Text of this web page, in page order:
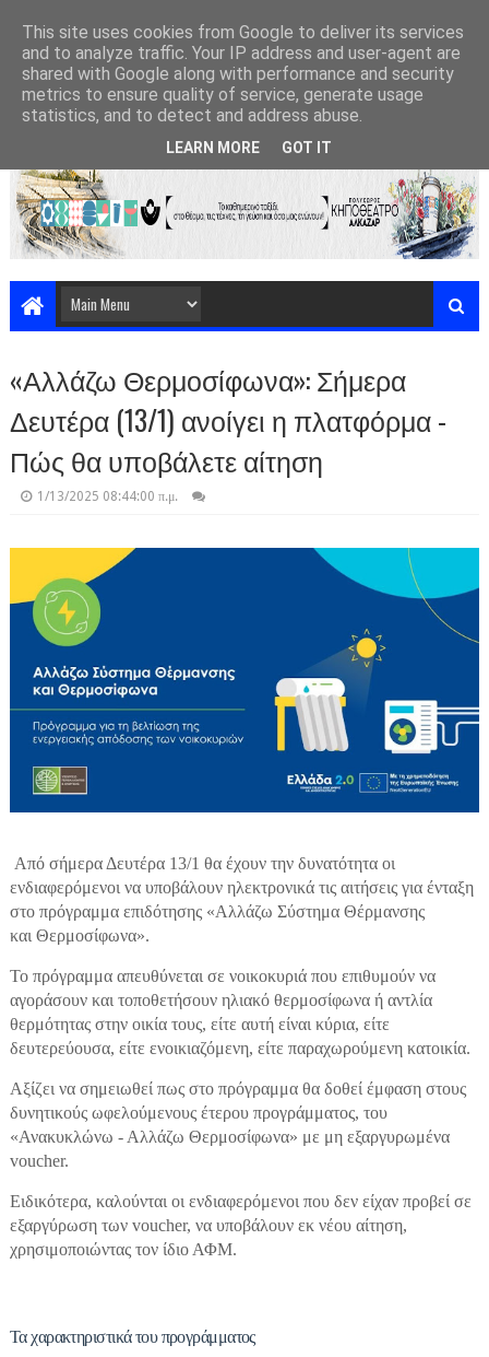
«Αλλάζω Θερμοσίφωνα»: Σήμερα
Δευτέρα (13/1) ανοίγει η πλατφόρμα -
Πώς θα υποβάλετε αίτηση
1/13/2025 08:44:00 π.μ.
Από σήμερα Δευτέρα 13/1 θα έχουν την δυνατότητα οι
ενδιαφερόμενοι να υποβάλουν ηλεκτρονικά τις αιτήσεις για ένταξη
στο πρόγραμμα επιδότησης «Αλλάζω Σύστημα Θέρμανσης
και Θερμοσίφωνα».
Το πρόγραμμα απευθύνεται σε νοικοκυριά που επιθυμούν να
αγοράσουν και τοποθετήσουν ηλιακό θερμοσίφωνα ή αντλία
θερμότητας στην οικία τους, είτε αυτή είναι κύρια, είτε
δευτερεύουσα, είτε ενοικιαζόμενη, είτε παραχωρούμενη κατοικία.
Αξίζει να σημειωθεί πως στο πρόγραμμα θα δοθεί έμφαση στους
δυνητικούς ωφελούμενους έτερου προγράμματος, του
«Ανακυκλώνω - Αλλάζω Θερμοσίφωνα» με μη εξαργυρωμένα
voucher.
Ειδικότερα, καλούνται οι ενδιαφερόμενοι που δεν είχαν προβεί σε
εξαργύρωση των voucher, να υποβάλουν εκ νέου αίτηση,
χρησιμοποιώντας τον ίδιο ΑΦΜ.
Τα χαρακτηριστικά του προγράμματος
This site uses cookies from Google to deliver its services
and to analyze traffic. Your IP address and user-agent are
shared with Google along with performance and security
metrics to ensure quality of service, generate usage
statistics, and to detect and address abuse.
LEARN MORE GOT IT